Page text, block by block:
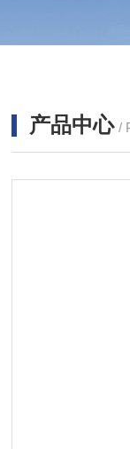
产品中心 /